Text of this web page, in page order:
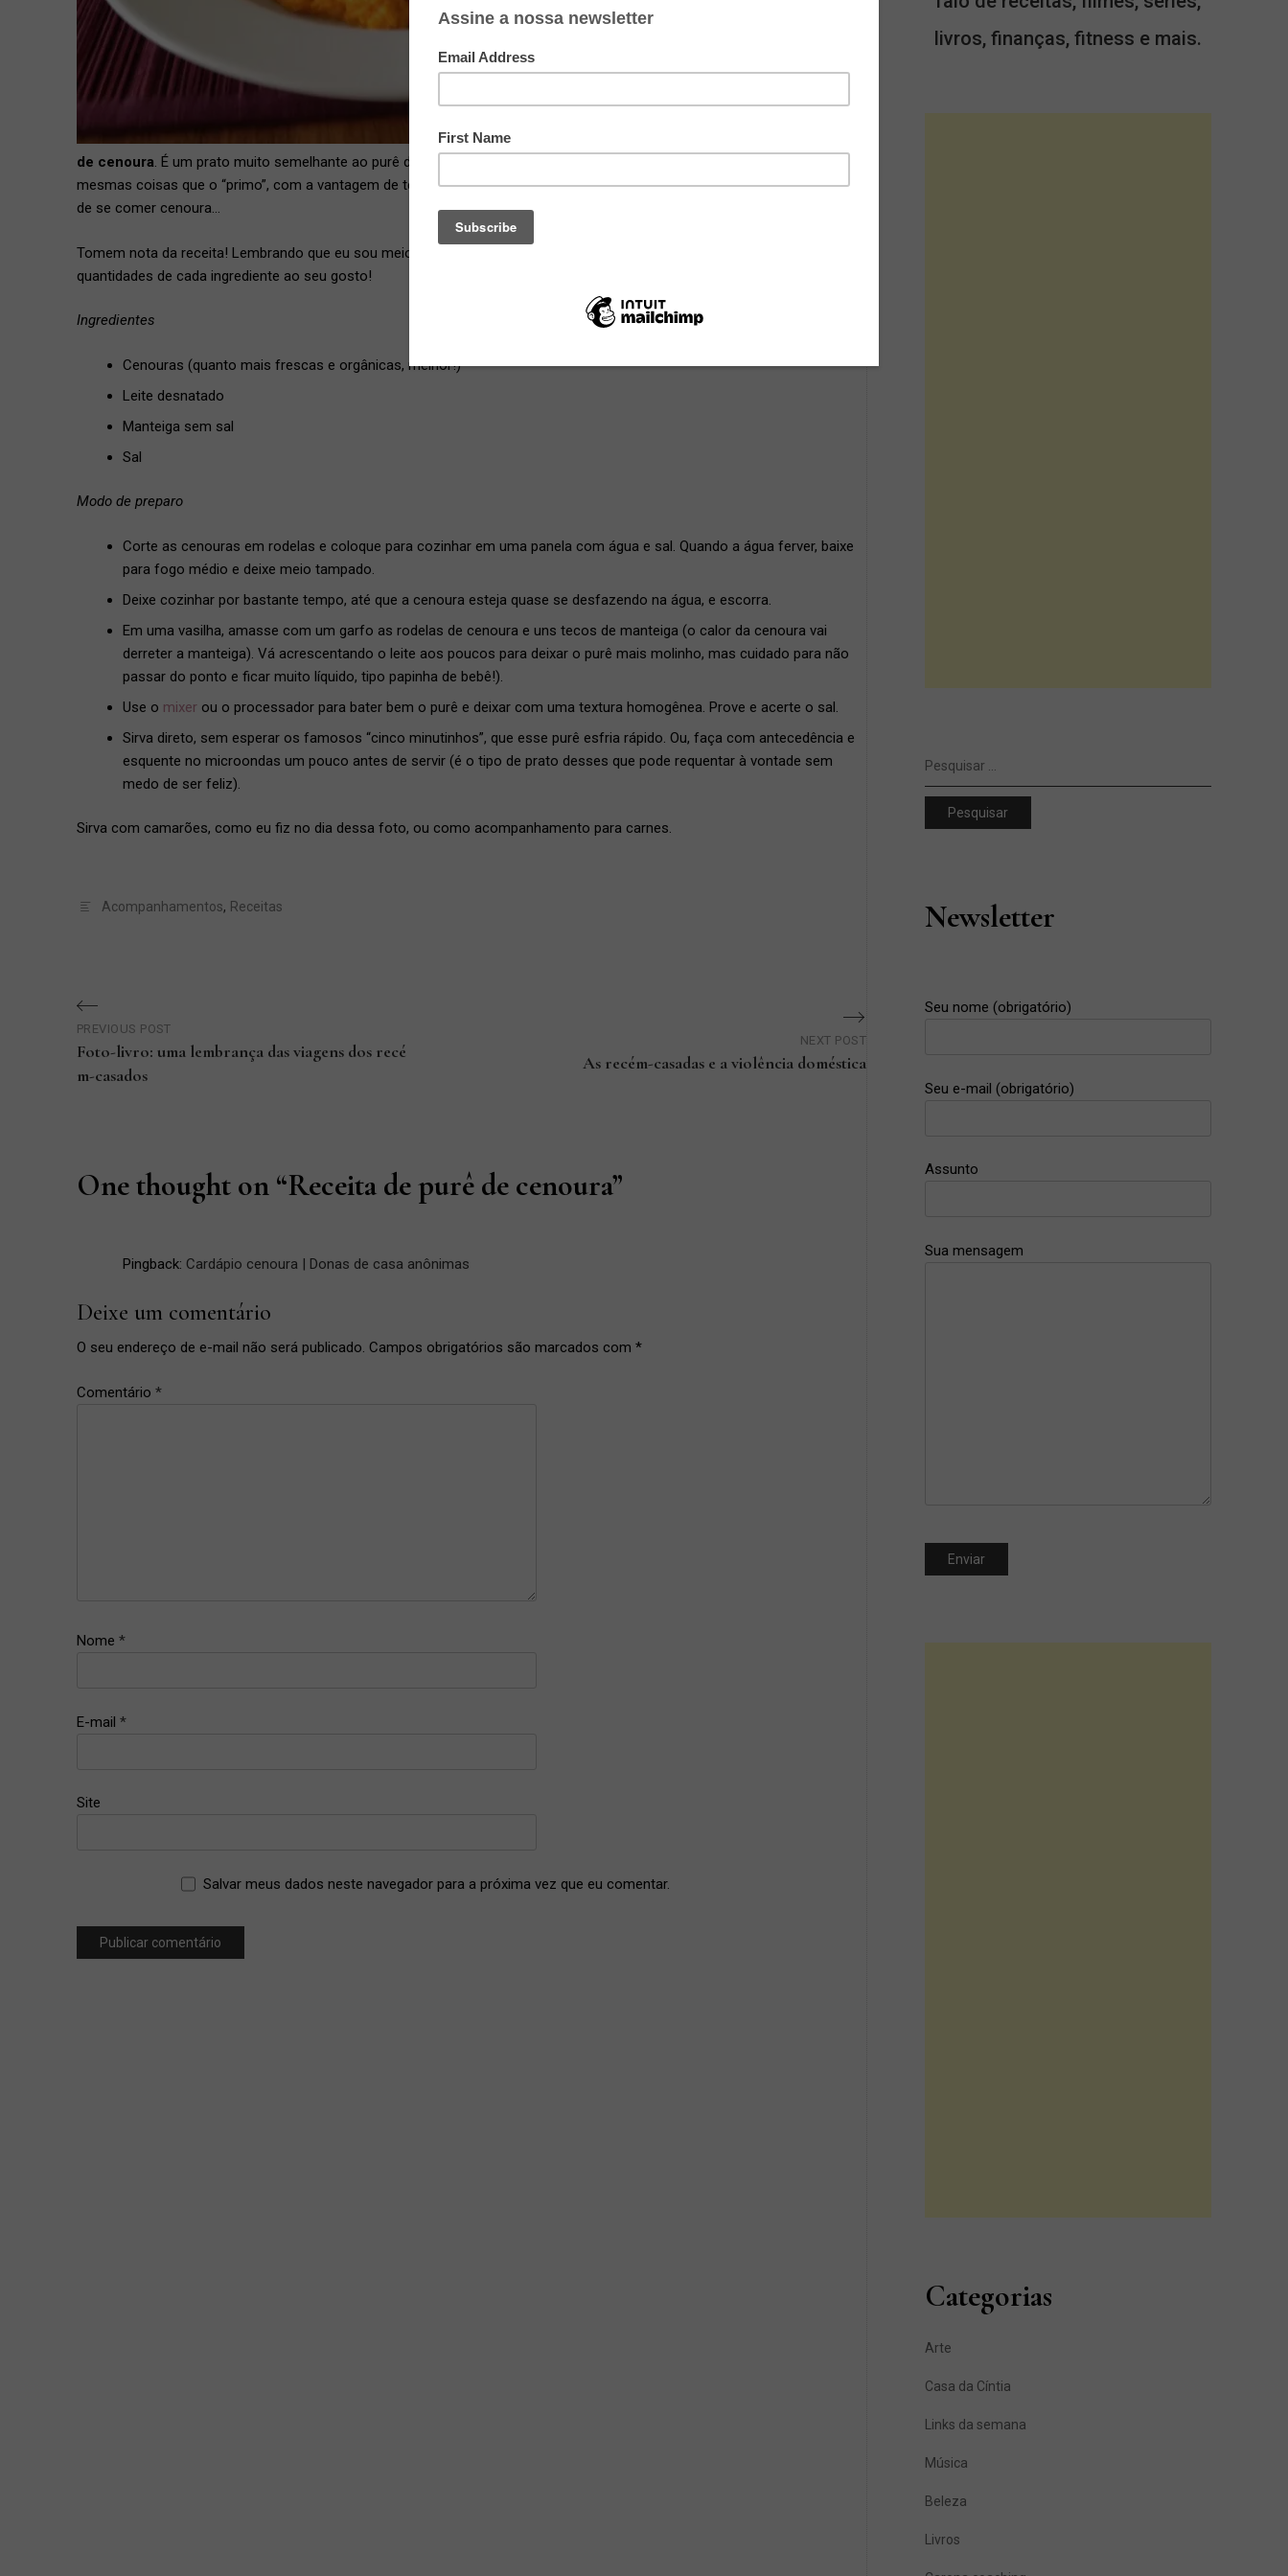
de cenoura. É um prato muito semelhante ao purê de batatas no modo de preparo e na textura, e combina bem com as
mesmas coisas que o “primo”, com a vantagem de ter muito menos calorias. Tirando que é uma das formas mais gostosas
de se comer cenoura…
Tomem nota da receita! Lembrando que eu sou meio “sem medida” na cozinha, e que você pode ir adaptando as
quantidades de cada ingrediente ao seu gosto!
Ingredientes
Cenouras (quanto mais frescas e orgânicas, melhor!)
Leite desnatado
Manteiga sem sal
Sal
Modo de preparo
Corte as cenouras em rodelas e coloque para cozinhar em uma panela com água e sal. Quando a água ferver, baixe
para fogo médio e deixe meio tampado.
Deixe cozinhar por bastante tempo, até que a cenoura esteja quase se desfazendo na água, e escorra.
Em uma vasilha, amasse com um garfo as rodelas de cenoura e uns tecos de manteiga (o calor da cenoura vai
derreter a manteiga). Vá acrescentando o leite aos poucos para deixar o purê mais molinho, mas cuidado para não
passar do ponto e ficar muito líquido, tipo papinha de bebê!).
Use o mixerou o processador para bater bem o purê e deixar com uma textura homogênea. Prove e acerte o sal.
Sirva direto, sem esperar os famosos “cinco minutinhos”, que esse purê esfria rápido. Ou, faça com antecedência e
esquente no microondas um pouco antes de servir (é o tipo de prato desses que pode requentar à vontade sem
medo de ser feliz).
Sirva com camarões, como eu fiz no dia dessa foto, ou como acompanhamento para carnes.
Acompanhamentos, Receitas
,
Navegação
PREVIOUS POST
Foto-livro: uma lembrança das viagens dos recé
m-casados
NEXT POST
As recém-casadas e a violência doméstica
One thought on “Receita de purê de cenoura”
Pingback: Cardápio cenoura | Donas de casa anônimas
Deixe um comentário
O seu endereço de e-mail não será publicado. Campos obrigatórios são marcados com *
Comentário *
Nome *
E-mail *
Site
Salvar meus dados neste navegador para a próxima vez que eu comentar.
livros, finanças, fitness e mais.
Pesquisar
Newsletter
Seu nome (obrigatório)
Seu e-mail (obrigatório)
Assunto
Sua mensagem
Categorias
Arte
Casa da Cíntia
Links da semana
Música
Beleza
Livros